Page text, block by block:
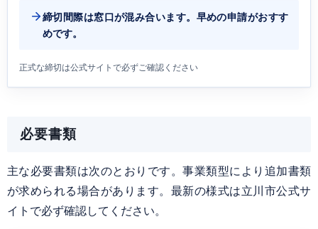
締切間際は窓口が混み合います。早めの申請がおすす
めです。
正式な締切は公式サイトで必ずご確認ください
必要書類
主な必要書類は次のとおりです。事業類型により追加書類
が求められる場合があります。最新の様式は立川市公式サ
イトで必ず確認してください。